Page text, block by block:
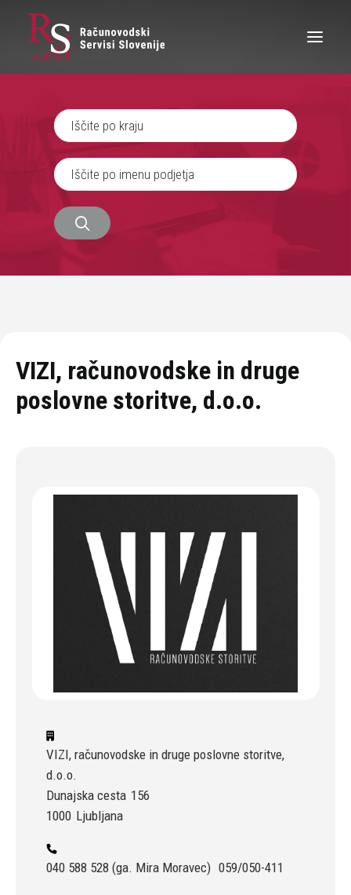
IŠČEM RAČUNOVODJO
SEM RAČUNOVODJA
ZAPOSLITEV
VIZI, računovodske in druge
poslovne storitve, d.o.o.
VIZI, računovodske in druge poslovne storitve,
d.o.o.
Dunajska cesta 156
1000 Ljubljana
040 588 528 (ga. Mira Moravec) 059/050-411